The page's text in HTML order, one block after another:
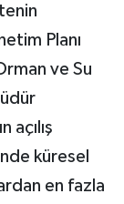
Planı
ve Su
açılış
küresel
en fazla